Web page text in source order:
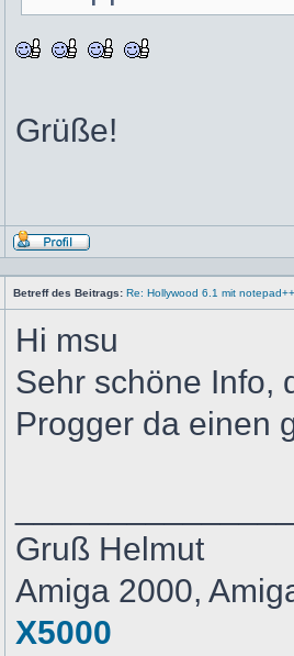
Grüße!
Profil
Betreff des Beitrags: Re: Hollywood 6.1 mit notepad++
Hi msu
Sehr schöne Info,
Progger da einen
Gruß Helmut
Amiga 2000,
X5000